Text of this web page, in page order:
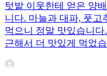
텃밭 이웃한테 얻은 양
니다. 마늘과 대파, 풋고
먹으니 정말 맛있습니
근해서 더 맛있게 먹었